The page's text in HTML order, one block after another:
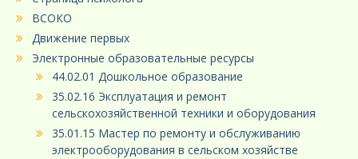
ВСОКО
Движение первых
Электронные образовательные ресурсы
44.02.01 Дошкольное образование
35.02.16 Эксплуатация и ремонт
сельскохозяйственной техники и оборудования
35.01.15 Мастер по ремонту и обслуживанию
электрооборудования в сельском хозяйстве